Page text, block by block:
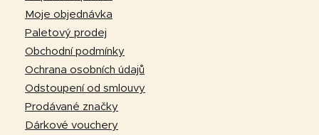
Moje objednávka
Paletový prodej
Obchodní podmínky
Ochrana osobních údajů
Odstoupení od smlouvy
Prodávané značky
Dárkové vouchery